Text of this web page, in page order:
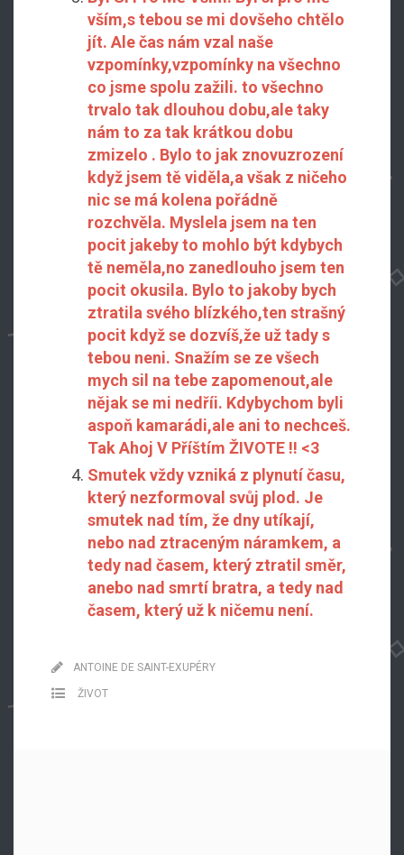
vším,s tebou se mi dovšeho chtělo
jít. Ale čas nám vzal naše
vzpomínky,vzpomínky na všechno
co jsme spolu zažili. to všechno
trvalo tak dlouhou dobu,ale taky
nám to za tak krátkou dobu
zmizelo . Bylo to jak znovuzrození
když jsem tě viděla,a však z ničeho
nic se má kolena pořádně
rozchvěla. Myslela jsem na ten
pocit jakeby to mohlo být kdybych
tě neměla,no zanedlouho jsem ten
pocit okusila. Bylo to jakoby bych
ztratila svého blízkého,ten strašný
pocit když se dozvíš,že už tady s
tebou neni. Snažím se ze všech
mych sil na tebe zapomenout,ale
nějak se mi nedříi. Kdybychom byli
aspoň kamarádi,ale ani to nechceš.
Tak Ahoj V Příštím ŽIVOTE !! <3
Smutek vždy vzniká z plynutí času,
který nezformoval svůj plod. Je
smutek nad tím, že dny utíkají,
nebo nad ztraceným náramkem, a
tedy nad časem, který ztratil směr,
anebo nad smrtí bratra, a tedy nad
časem, který už k ničemu není.
ANTOINE DE SAINT-EXUPÉRY
ŽIVOT